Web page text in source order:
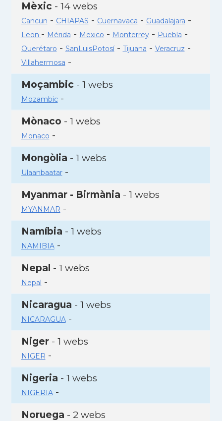
Mèxic - 14 webs
Cancun - CHIAPAS - Cuernavaca - Guadalajara -
Leon - Mérida - Mexico - Monterrey- Puebla -
Querétaro - SanLuisPotosí- Tijuana - Veracruz -
Villahermosa -
Moçambic - 1 webs
Mozambic-
Mònaco - 1 webs
Monaco -
Mongòlia - 1 webs
Ulaanbaatar-
Myanmar - Birmània - 1 webs
MYANMAR -
Namíbia - 1 webs
NAMIBIA-
Nepal - 1 webs
Nepal -
Nicaragua - 1 webs
NICARAGUA-
Niger- 1 webs
NIGER -
Nigeria - 1 webs
NIGERIA-
Noruega - 2 webs